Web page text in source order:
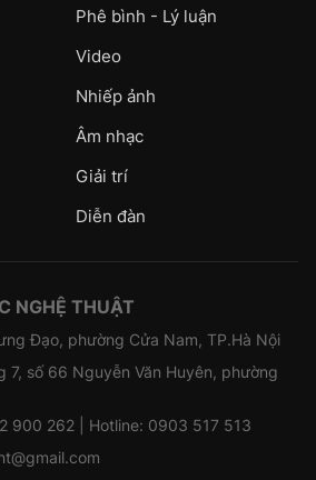
Phê bình - Lý luận
Video
Nhiếp ảnh
Âm nhạc
Giải trí
Diễn đàn
NGHỆ THUẬT
Đạo, phường Cửa Nam, TP.Hà Nội
7, số 66 Nguyễn Văn Huyên, phường
900 262 | Hotline: 0903 517 513